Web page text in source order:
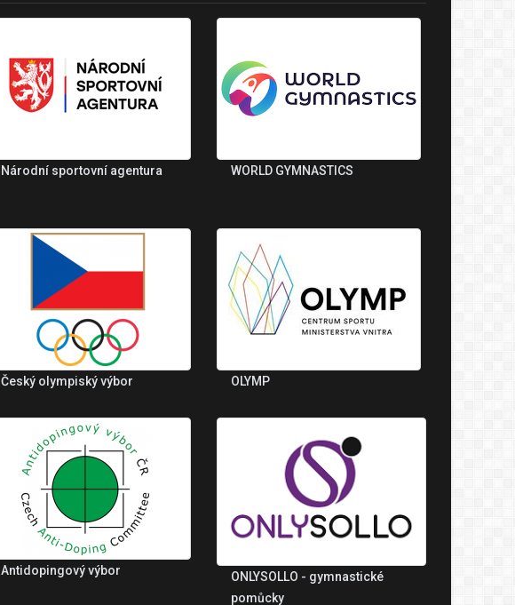
Národní sportovní agentura WORLD GYMNASTICS
Český olympiský výbor OLYMP
Antidopingový výbor
ONLYSOLLO - gymnastické
pomůcky